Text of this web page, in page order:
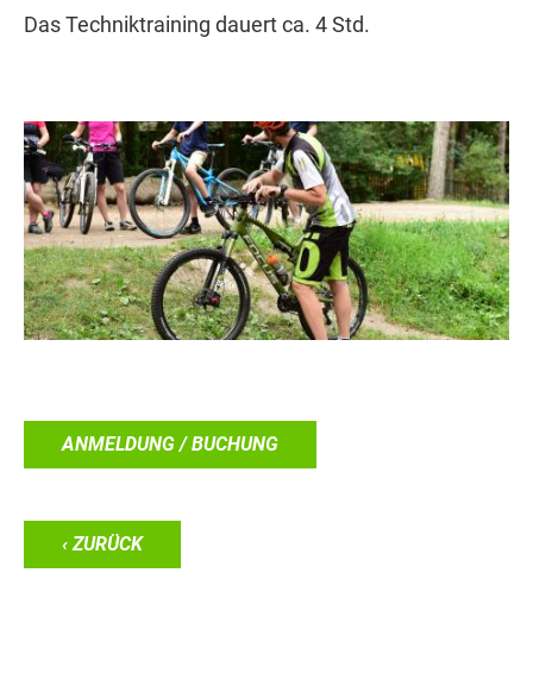
Das Techniktraining dauert ca. 4 Std.
ANMELDUNG / BUCHUNG
‹ ZURÜCK